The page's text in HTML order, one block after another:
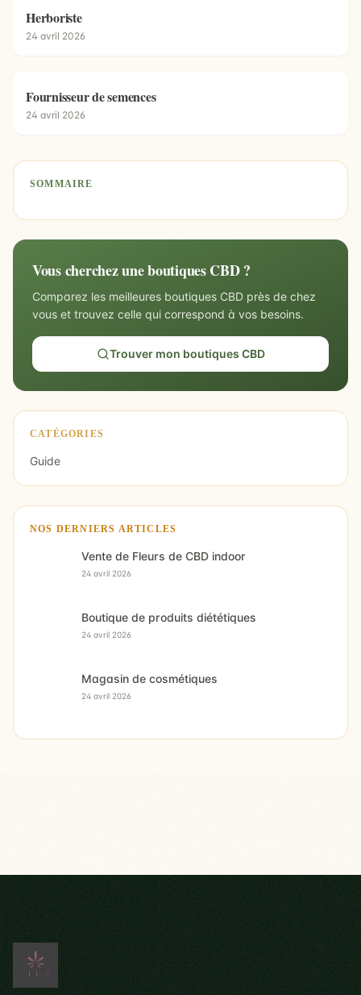
Herboriste
24 avril 2026
Fournisseur de semences
24 avril 2026
SOMMAIRE
Vous cherchez une boutiques CBD ?
Comparez les meilleures boutiques CBD près de chez
vous et trouvez celle qui correspond à vos besoins.
Trouver mon boutiques CBD
CATÉGORIES
Guide
NOS DERNIERS ARTICLES
Vente de Fleurs de CBD indoor
24 avril 2026
Boutique de produits diététiques
24 avril 2026
Magasin de cosmétiques
24 avril 2026